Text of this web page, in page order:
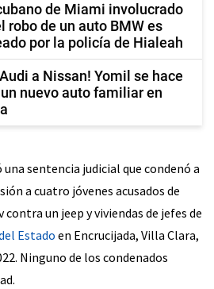
de Miami involucrado
robo de un auto BMW es
por la policía de Hialeah
Audi a Nissan! Yomil se hace
nuevo auto familiar en
sentencia judicial que condenó a
a cuatro jóvenes acusados de
un jeep y viviendas de jefes de
Estadoen Encrucijada, Villa Clara,
Ninguno de los condenados